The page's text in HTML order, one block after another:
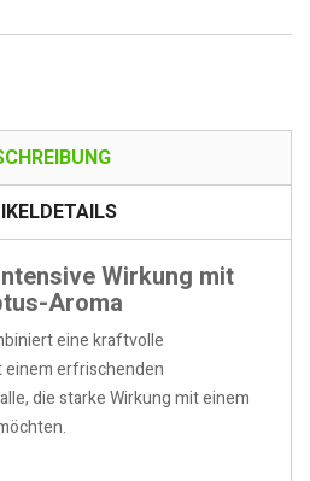
Wirkung mit
Aroma
eine kraftvolle
erfrischenden
die starke Wirkung mit einem